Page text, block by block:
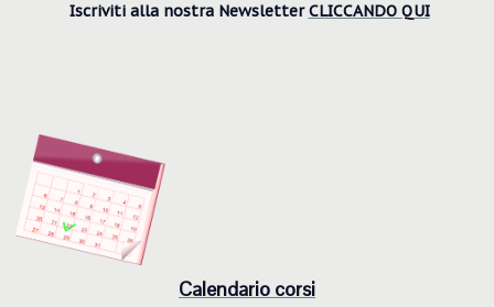
Iscriviti alla nostra NewsletterCLICCANDO QUI
Calendario corsi